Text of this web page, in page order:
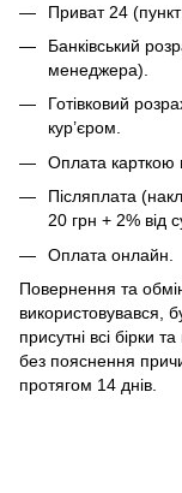
Приват 24
Банківський
менеджера).
Готівковий
кур’єром.
Оплата карткою
Післяплата
20 грн + 2% від
Оплата онлайн.
Повернення та
використовувався,
присутні всі бірки
без пояснення
протягом 14 днів.